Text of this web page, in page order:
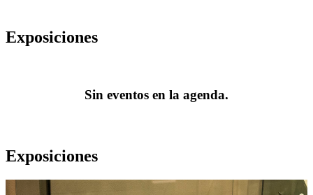
Exposiciones
Sin eventos en la agenda.
Exposiciones